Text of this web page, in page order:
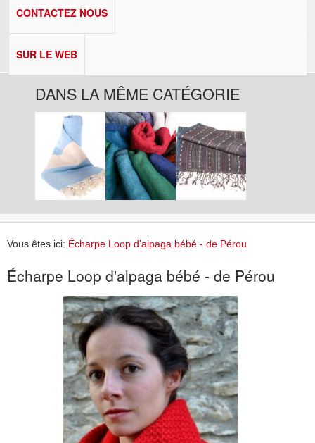
CONTACTEZ NOUS
SUR LE WEB
DANS LA MÊME CATÉGORIE
Vous êtes ici: Écharpe Loop d'alpaga bébé - de Pérou
Écharpe Loop d'alpaga bébé - de Pérou